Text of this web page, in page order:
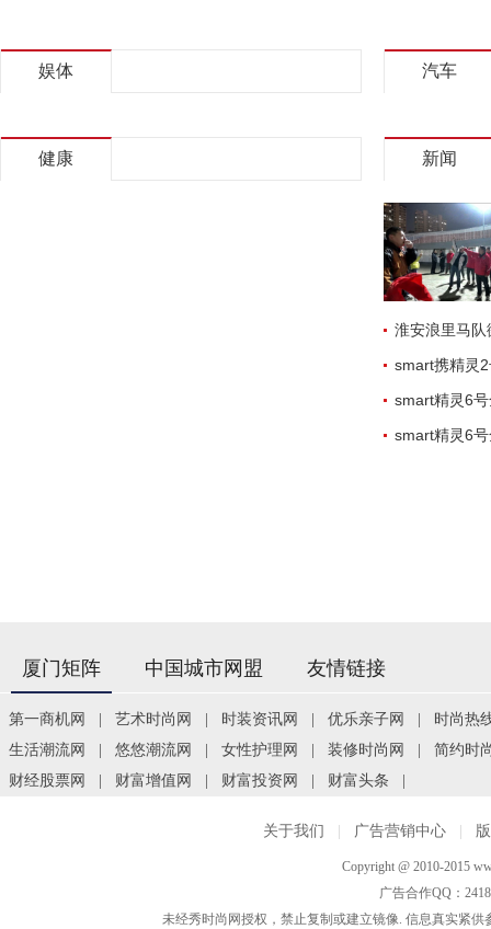
娱体
健康
汽车
新闻
淮安浪里马
smart携精灵
smart精灵6
smart精灵6
厦门矩阵 中国城市网盟 友情链接
第一商机网 艺术时尚网 时装资讯网 优乐亲子网
时尚热
生活潮流网
悠悠潮流网 女性护理网 装修时尚网
简约时
财经股票网
财富增值网 财富投资网 财富头条
关于我们 广告营销中心
Copyright @ 2010-2015
广告合作QQ：
未经秀时尚网授权，禁止复制或建立镜像. 信息真实紧